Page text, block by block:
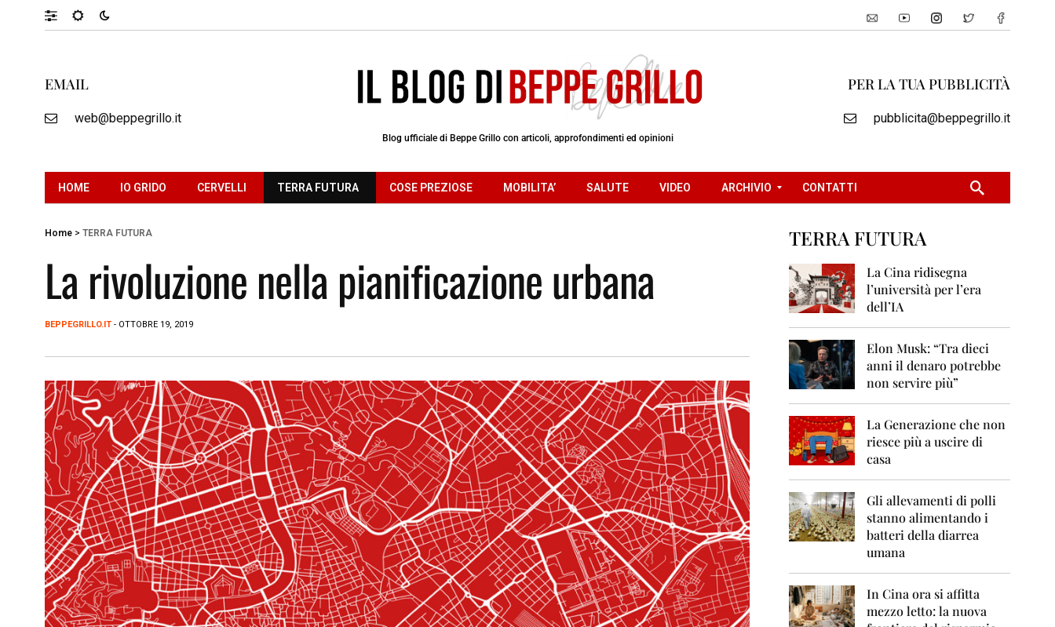
EMAIL
web@beppegrillo.it
Blog ufficiale di Beppe Grillo con articoli, approfondimenti ed opinioni
PER LA TUA PUBBLICITÀ
pubblicita@beppegrillo.it
HOME IO GRIDO CERVELLI TERRA FUTURA COSE PREZIOSE MOBILITA’ SALUTE VIDEO ARCHIVIO
2
0
0
7
0
8
2
0
0
9
2
CONTATTI
Home > TERRA FUTURA
La rivoluzione nella pianificazione urbana
BEPPEGRILLO.IT - OTTOBRE 19, 2019
TERRA FUTURA
La Cina ridisegna
l’università per l’era
dell’IA
Elon Musk: “Tra dieci
anni il denaro potrebbe
non servire più”
La Generazione che non
riesce più a uscire di
casa
Gli allevamenti di polli
stanno alimentando i
batteri della diarrea
umana
In Cina ora si affitta
mezzo letto: la nuova